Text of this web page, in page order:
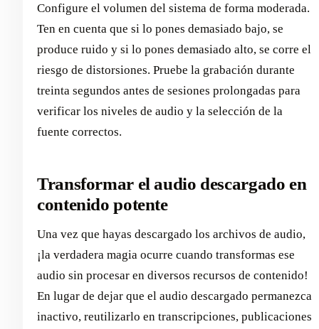
Configure el volumen del sistema de forma moderada.
Ten en cuenta que si lo pones demasiado bajo, se
produce ruido y si lo pones demasiado alto, se corre el
riesgo de distorsiones. Pruebe la grabación durante
treinta segundos antes de sesiones prolongadas para
verificar los niveles de audio y la selección de la
fuente correctos.
Transformar el audio descargado en
contenido potente
Una vez que hayas descargado los archivos de audio,
¡la verdadera magia ocurre cuando transformas ese
audio sin procesar en diversos recursos de contenido!
En lugar de dejar que el audio descargado permanezca
inactivo, reutilizarlo en transcripciones, publicaciones